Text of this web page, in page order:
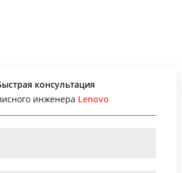
консультация
инженера Lenovo